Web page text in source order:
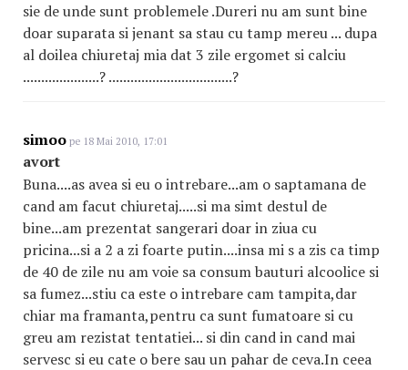
sie de unde sunt problemele .Dureri nu am sunt bine
doar suparata si jenant sa stau cu tamp mereu ... dupa
al doilea chiuretaj mia dat 3 zile ergomet si calciu
.....................? ..................................?
simoo pe 18 Mai 2010, 17:01
avort
Buna....as avea si eu o intrebare...am o saptamana de
cand am facut chiuretaj.....si ma simt destul de
bine...am prezentat sangerari doar in ziua cu
pricina...si a 2 a zi foarte putin....insa mi s a zis ca timp
de 40 de zile nu am voie sa consum bauturi alcoolice si
sa fumez...stiu ca este o intrebare cam tampita,dar
chiar ma framanta,pentru ca sunt fumatoare si cu
greu am rezistat tentatiei... si din cand in cand mai
servesc si eu cate o bere sau un pahar de ceva.In ceea